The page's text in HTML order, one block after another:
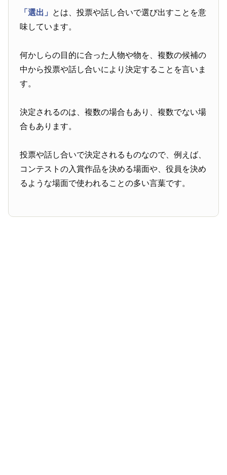
「選出」 とは、投票や話し合いで選び出すことを意
味しています。
何かしらの目的に合った人物や物を、複数の候補の
中から投票や話し合いにより決定することを言いま
す。
決定されるのは、複数の場合もあり、複数でない場
合もあります。
投票や話し合いで決定されるものなので、例えば、
コンテストの入賞作品を決める場面や、役員を決め
るような場面で使われることの多い言葉です。